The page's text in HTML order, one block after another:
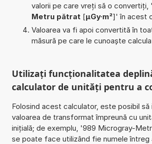
valorii pe care vreți să o convertiți, '
Metru pătrat [µGy·m²]' în acest
Valoarea va fi apoi convertită în
măsură pe care le cunoaște
Utilizați funcționalitatea
calculator de unități pentru a
Folosind acest calculator, este posibil
valoarea de transformat împreună cu
inițială; de exemplu, '989 Microgray-
se poate face utilizând fie numele întreg